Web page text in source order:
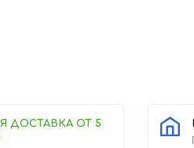
ДОСТАВКА ОТ 5